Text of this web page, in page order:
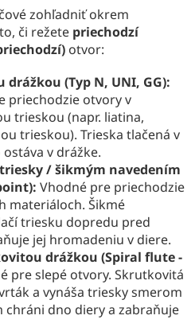
zohľadniť okrem
či režete priechodzí
otvor:
(Typ N, UNI, GG):
priechodzie otvory v
trieskou (napr. liatina,
trieskou). Trieska tlačená v
v drážke.
/ šikmým navedením
Vhodné pre priechodzie
materiáloch. Šikmé
triesku dopredu pred
jej hromadeniu v diere.
drážkou (Spiral flute -
pre slepé otvory. Skrutkovitá
a vynáša triesky smerom
chráni dno diery a zabraňuje